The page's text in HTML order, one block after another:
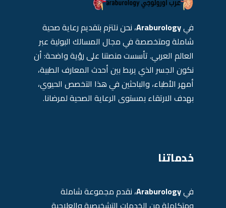
فيAraburology، نحن نلتزم بتقديم رعاية صحية
شاملة ومتخصصة في مجال المسالك البولية عبر
العالم العربي. تأسست منصتنا على رؤية واضحة: أن
نكون الجسر الذي يربط بين أحدث المعارف الطبية،
أمهر الأطباء، والباحثين في هذا التخصص الحيوي،
بهدف الارتقاء بمستوى الرعاية الصحية لمرضانا.
خدماتنا
فيAraburology، نقدم مجموعة شاملة